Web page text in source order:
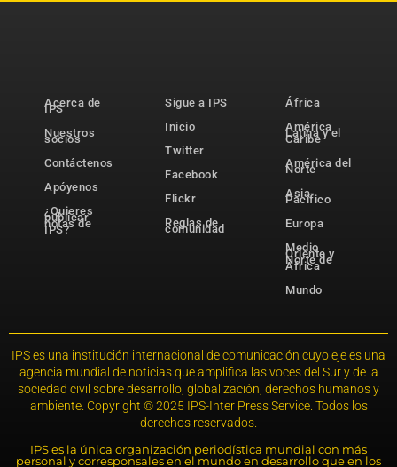
Acerca de
IPS
Nuestros
socios
Contáctenos
Apóyenos
¿Quieres
publicar
notas de
IPS?
Sigue a IPS
Inicio
Twitter
Facebook
Flickr
Reglas de
comunidad
África
América
Latina y el
Caribe
América del
Norte
Asia-
Pacífico
Europa
Medio
Oriente y
Norte de
África
Mundo
IPS es una institución internacional de comunicación cuyo eje es una
agencia mundial de noticias que amplifica las voces del Sur y de la
sociedad civil sobre desarrollo, globalización, derechos humanos y
ambiente. Copyright © 2025 IPS-Inter Press Service. Todos los
derechos reservados.
IPS es la única organización periodística mundial con más
personal y corresponsales en el mundo en desarrollo que en los